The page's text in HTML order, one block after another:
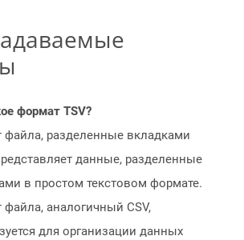
формат TSV?
разделенные вкладками
данные, разделенные
в простом текстовом формате.
аналогичный CSV,
для организации данных